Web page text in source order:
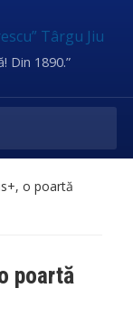
Din 1890.”
o poartă
poartă